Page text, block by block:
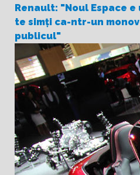
Renault: "Noul Espace
te simți ca-ntr-un
publicul"